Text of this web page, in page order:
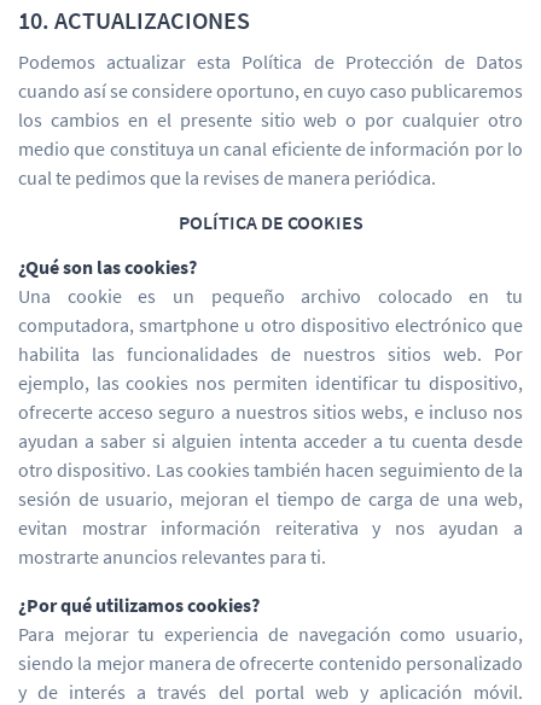
10. ACTUALIZACIONES
Podemos actualizar esta Política de Protección de Datos
cuando así se considere oportuno, en cuyo caso publicaremos
los cambios en el presente sitio web o por cualquier otro
medio que constituya un canal eficiente de información por lo
cual te pedimos que la revises de manera periódica.
POLÍTICA DE COOKIES
¿Qué son las cookies?
Una cookie es un pequeño archivo colocado en tu
computadora, smartphone u otro dispositivo electrónico que
habilita las funcionalidades de nuestros sitios web. Por
ejemplo, las cookies nos permiten identificar tu dispositivo,
ofrecerte acceso seguro a nuestros sitios webs, e incluso nos
ayudan a saber si alguien intenta acceder a tu cuenta desde
otro dispositivo. Las cookies también hacen seguimiento de la
sesión de usuario, mejoran el tiempo de carga de una web,
evitan mostrar información reiterativa y nos ayudan a
mostrarte anuncios relevantes para ti.
¿Por qué utilizamos cookies?
Para mejorar tu experiencia de navegación como usuario,
siendo la mejor manera de ofrecerte contenido personalizado
y de interés a través del portal web y aplicación móvil.